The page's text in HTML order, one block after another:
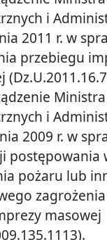
i
2011 r. w
przebiegu
i
2009 r. w
postępowania
pożaru lub
masowej